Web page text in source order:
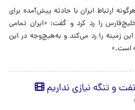
ارتباط ایران با حادثه پیش‌آمده برای
را رد کرد و گفت: «ایران تمامی
زمینه را رد می‌کند و به‌هیچ‌وجه در این
است.»
و تنگه نیازی نداریم